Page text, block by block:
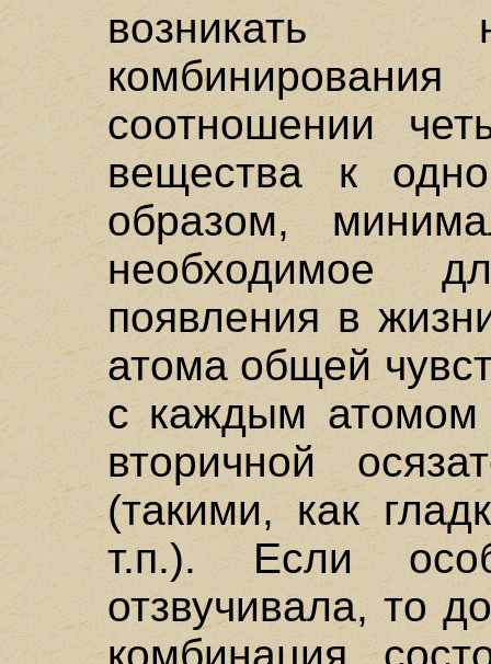
возникать
соотношении
вещества к
образом,
необходимое
появления в
атома общей
с каждым атомом
вторичной
(такими, как
т.п.). Если
отзвучивала, то